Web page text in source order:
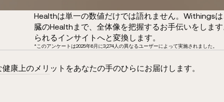
Healthは単一の数値だけでは語れません。Withings
臓のHealthまで、全体像を把握するお手伝いをしま
られるインサイトへと変換します。
*このアンケートは2025年6月に3,274人の異なるユーザーによって実施されました。
康上のメリットをあなたの手のひらにお届けします。